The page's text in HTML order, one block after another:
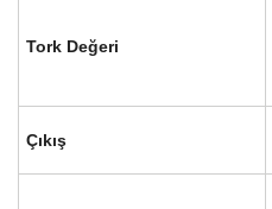
Tork Değeri
Çıkış